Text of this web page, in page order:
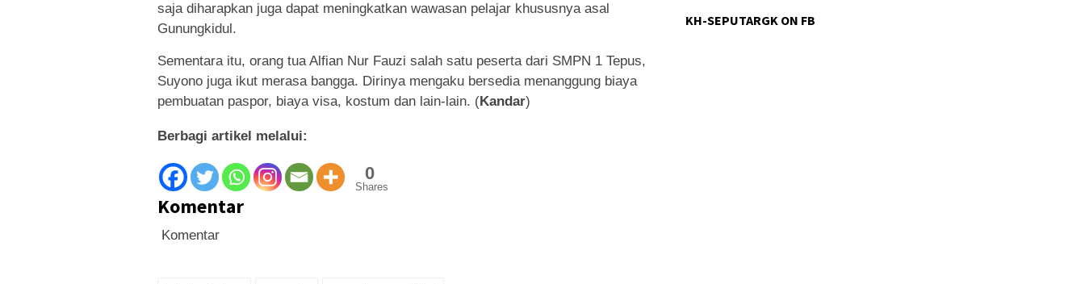
saja diharapkan juga dapat meningkatkan wawasan pelajar khususnya asal
Gunungkidul.
Sementara itu, orang tua Alfian Nur Fauzi salah satu peserta dari SMPN 1 Tepus,
Suyono juga ikut merasa bangga. Dirinya mengaku bersedia menanggung biaya
pembuatan paspor, biaya visa, kostum dan lain-lain. (Kandar)
Berbagi artikel melalui:
0
Shares
Komentar
Komentar
KH-SEPUTARGK ON FB